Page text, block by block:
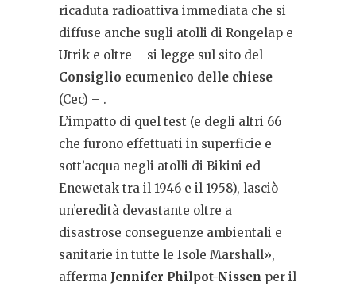
ricaduta radioattiva immediata che si
diffuse anche sugli atolli di Rongelap e
Utrik e oltre – si legge sul sito del
Consiglio ecumenico delle chiese
(Cec) – .
L’impatto di quel test (e degli altri 66
che furono effettuati in superficie e
sott’acqua negli atolli di Bikini ed
Enewetak tra il 1946 e il 1958), lasciò
un’eredità devastante oltre a
disastrose conseguenze ambientali e
sanitarie in tutte le Isole Marshall»,
afferma Jennifer Philpot-Nissen per il